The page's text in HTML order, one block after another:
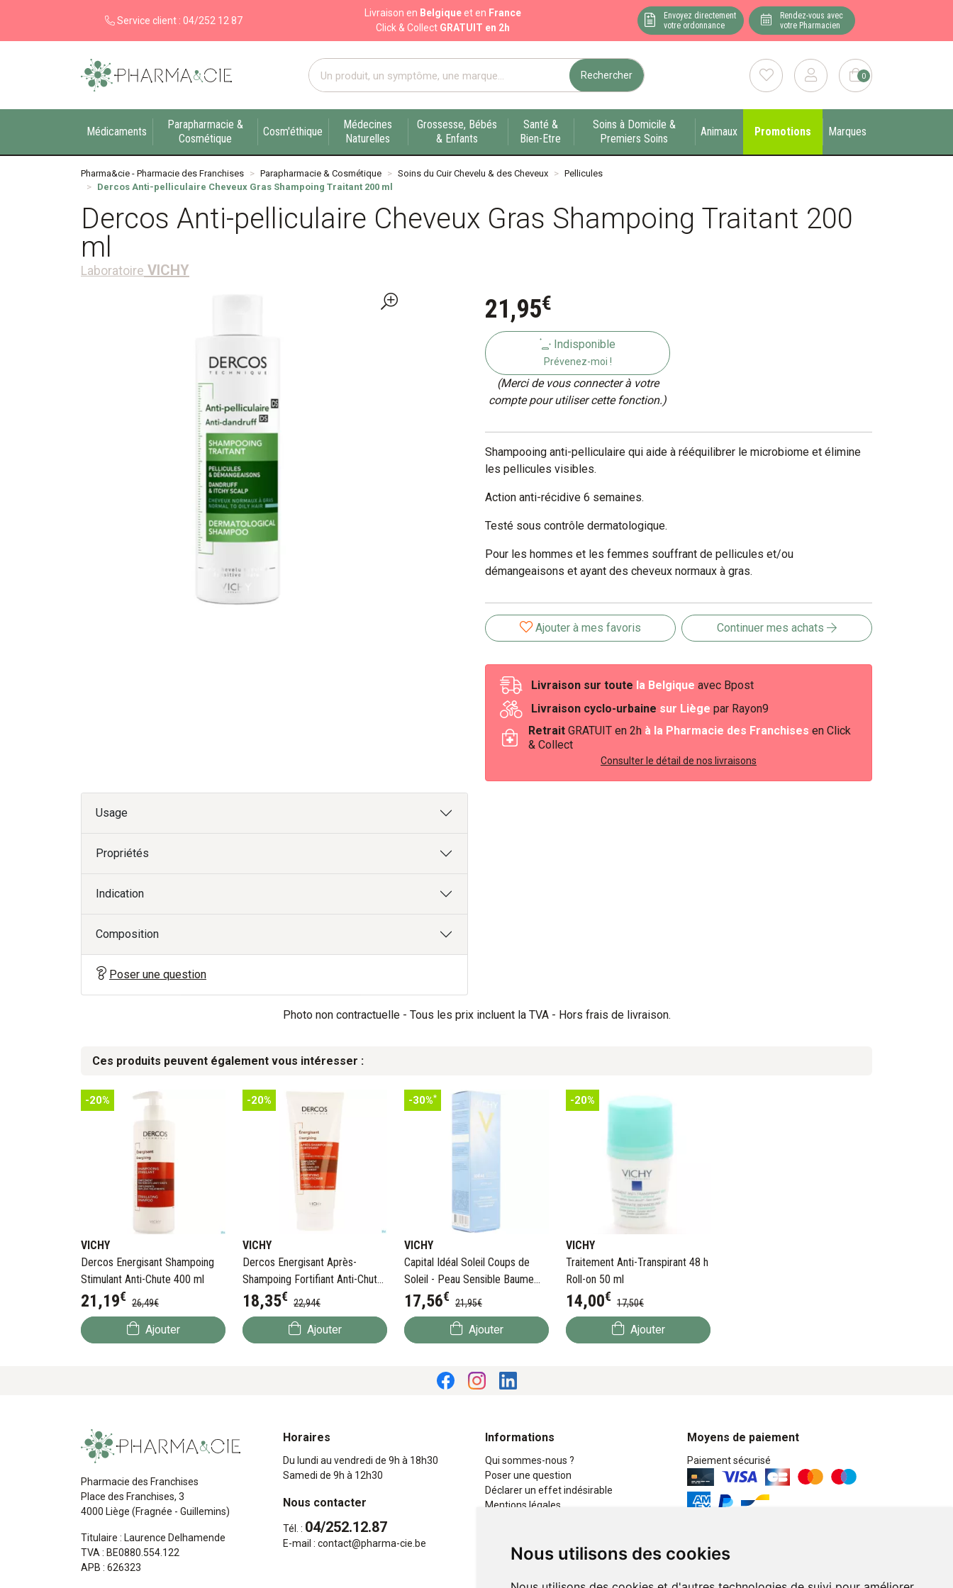
Nous utilisons des cookies
Service client : 04/252 12 87
Livraison en Belgique et en France
Click & Collect GRATUIT en 2h
Envoyez directement
votre ordonnance
Rendez-vous avec
votre Pharmacien
Pharma&cie - Pharmacie des Franchises Votre export pharmacie en ligne à votre service sur Liège 0
Rechercher
Médicaments
Parapharmacie &
Cosmétique
Cosm'éthique
Médecines
Naturelles
Grossesse, Bébés
& Enfants
Santé &
Bien-Etre
Soins à Domicile &
Premiers Soins
Animaux Promotions Marques
Pharma&cie - Pharmacie des Franchises Parapharmacie & Cosmétique Soins du Cuir Chevelu & des Cheveux
Pellicules
Dercos Anti-pelliculaire Cheveux Gras Shampoing Traitant 200 ml
Dercos Anti-pelliculaire Cheveux Gras Shampoing Traitant 200
ml
Laboratoire VICHY
21,95€
Indisponible
Prévenez-moi !
(Merci de vous connecter à votre
compte pour utiliser cette fonction.)
Shampooing anti-pelliculaire qui aide à rééquilibrer le microbiome et élimine
les pellicules visibles.
Action anti-récidive 6 semaines.
Testé sous contrôle dermatologique.
Pour les hommes et les femmes souffrant de pellicules et/ou
démangeaisons et ayant des cheveux normaux à gras.
Ajouter à mes favoris Continuer mes achats
Livraison sur toute la Belgique avec Bpost
Livraison cyclo-urbaine sur Liège par Rayon9
RetraitGRATUIT en 2h à la Pharmacie des Franchises en Click
& Collect
Consulter le détail de nos livraisons
Usage
Propriétés
Indication
Composition
Poser une question
Photo non contractuelle - Tous les prix incluent la TVA - Hors frais de livraison.
Ces produits peuvent également vous intéresser :
-20%
VICHY
Dercos Energisant Shampoing
Stimulant Anti-Chute 400 ml
21,19€ 26,49€
Ajouter
-20%
VICHY
Dercos Energisant Après-
Shampoing Fortifiant Anti-Chute
200 ml
18,35€ 22,94€
Ajouter
-30%*
VICHY
Capital Idéal Soleil Coups de
Soleil - Peau Sensible Baume
100 ml
17,56€ 21,95€
Ajouter
-20%
VICHY
Traitement Anti-Transpirant 48 h
Roll-on 50 ml
14,00€ 17,50€
Ajouter
Pharmacie des Franchises
Place des Franchises, 3
4000 Liège (Fragnée - Guillemins)
Titulaire : Laurence Delhamende
TVA : BE0880.554.122
APB : 626323
Horaires
Du lundi au vendredi de 9h à 18h30
Samedi de 9h à 12h30
Nous contacter
Tél. : 04/252.12.87
E-mail : contact@pharma-cie.be
Informations
Qui sommes-nous ?
Poser une question
Déclarer un effet indésirable
Mentions légales
Cookies
Mes préférences Cookies
Moyens de paiement
Paiement sécurisé
Retrait à la pharmacie en Click & Collect